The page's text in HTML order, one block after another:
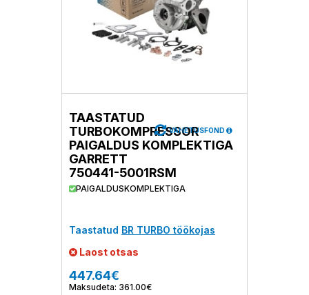
TAASTATUD
TURBOKOMPRESSOR
PAIGALDUS KOMPLEKTIGA
GARRETT
750441-5001RSM
PAIGALDUSKOMPLEKTIGA
Taastatud BR TURBO töökojas
Laost otsas
447.64€
Maksudeta: 361.00€
VAHETUSFOND